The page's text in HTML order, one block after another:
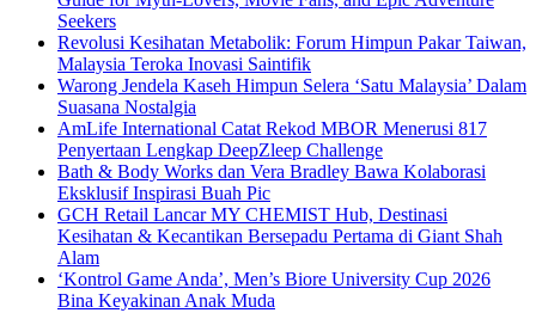
Seekers
Revolusi Kesihatan Metabolik: Forum Himpun Pakar Taiwan,
Malaysia Teroka Inovasi Saintifik
Warong Jendela Kaseh Himpun Selera ‘Satu Malaysia’ Dalam
Suasana Nostalgia
AmLife International Catat Rekod MBOR Menerusi 817
Penyertaan Lengkap DeepZleep Challenge
Bath & Body Works dan Vera Bradley Bawa Kolaborasi
Eksklusif Inspirasi Buah Pic
GCH Retail Lancar MY CHEMIST Hub, Destinasi
Kesihatan & Kecantikan Bersepadu Pertama di Giant Shah
Alam
‘Kontrol Game Anda’, Men’s Biore University Cup 2026
Bina Keyakinan Anak Muda